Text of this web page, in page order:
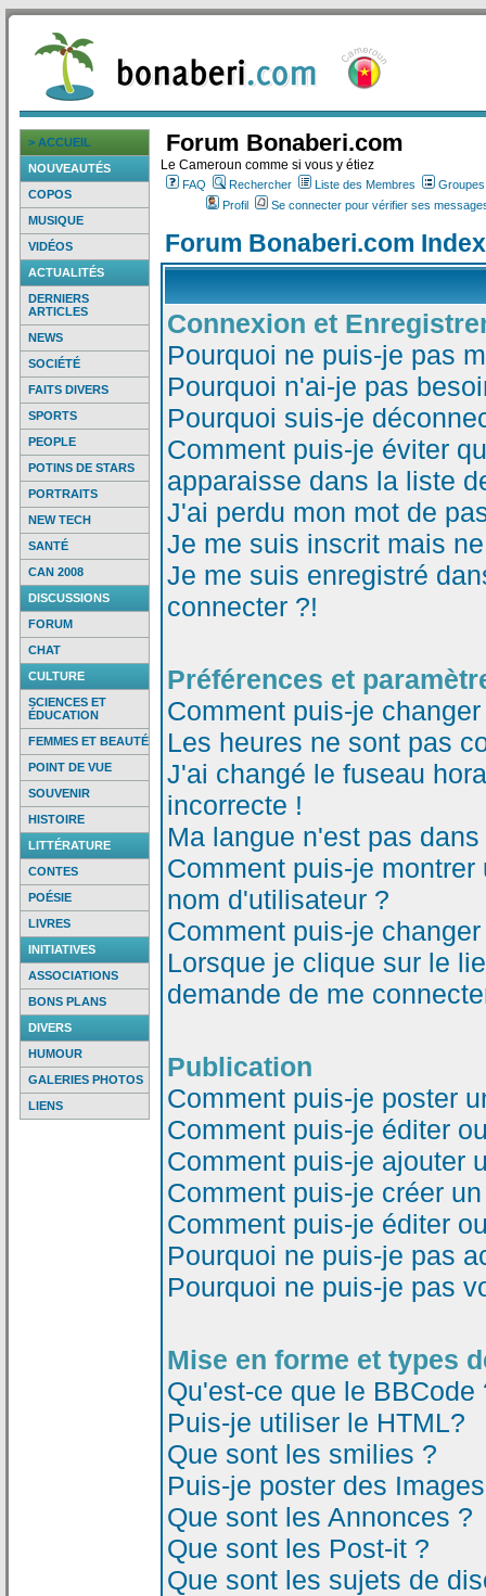
> ACCUEIL
NOUVEAUTÉS
COPOS
MUSIQUE
VIDÉOS
ACTUALITÉS
DERNIERS
ARTICLES
NEWS
SOCIÉTÉ
FAITS DIVERS
SPORTS
PEOPLE
POTINS DE STARS
PORTRAITS
NEW TECH
SANTÉ
CAN 2008
DISCUSSIONS
FORUM
CHAT
CULTURE
SCIENCES ET
ÉDUCATION
FEMMES ET BEAUTÉ
POINT DE VUE
SOUVENIR
HISTOIRE
LITTÉRATURE
CONTES
POÉSIE
LIVRES
INITIATIVES
ASSOCIATIONS
BONS PLANS
DIVERS
HUMOUR
GALERIES PHOTOS
LIENS
Forum Bonaberi.com
Le Cameroun comme si vous y étiez
FAQ Rechercher Liste des Membres
Profil
Se connecter pour vérifier ses
Forum Bonaberi.com
Connexion et
Pourquoi ne puis-je pas
Pourquoi n'ai-je pas
Pourquoi suis-je
Comment puis-je éviter
apparaisse dans la liste
J'ai perdu mon mot de
Je me suis inscrit mais
Je me suis enregistré
connecter ?!
Préférences et
Comment puis-je
Les heures ne sont pas
J'ai changé le fuseau
incorrecte !
Ma langue n'est pas
Comment puis-je
nom d'utilisateur ?
Comment puis-je
Lorsque je clique sur le
demande de me
Publication
Comment puis-je poster
Comment puis-je éditer
Comment puis-je ajouter
Comment puis-je créer
Comment puis-je éditer
Pourquoi ne puis-je pas
Pourquoi ne puis-je pas
Mise en forme et types
Qu'est-ce que le BBCode
Puis-je utiliser le HTML?
Que sont les smilies ?
Puis-je poster des
Que sont les Annonces ?
Que sont les Post-it ?
Que sont les sujets de